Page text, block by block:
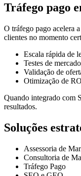
Tráfego pago
O tráfego pago acelera
clientes no momento
Escala rápida de
Testes de mercado
Validação de
Otimização de
Quando integrado com
resultados.
Soluções
Assessoria de
Consultoria de
Tráfego Pago